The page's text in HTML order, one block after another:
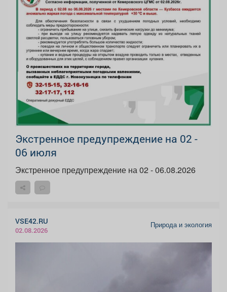
Экстренное предупреждение на 02 -
06 июля
Экстренное предупреждение на 02 - 06.08.2026
VSE42.RU
02.08.2026
Природа и экология